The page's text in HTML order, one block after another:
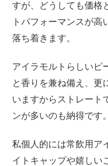
すが、どうしても価格
トパフォーマンスが高
落ち着きます。
アイラモルトらしいピ
と香りを兼ね備え、更
いますからストレート
ンが多いのも納得です。
私個人的には常飲用ア
イトキャップや嬉しい